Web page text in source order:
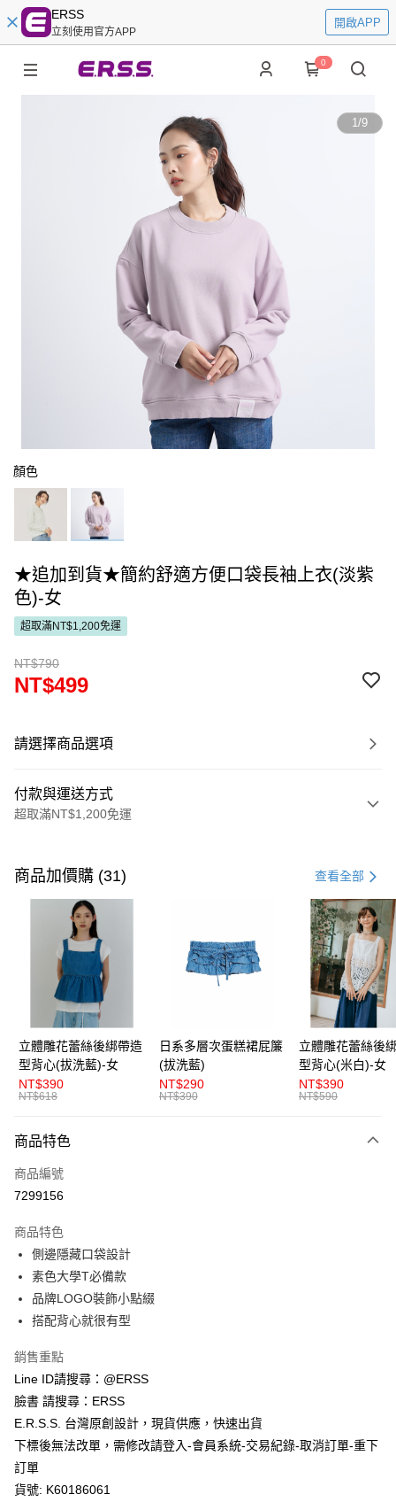
ERSS
立刻使用官方APP
開啟APP
0
1/9
顏色
★追加到貨★簡約舒適方便口袋長袖上衣(淡紫
色)-女
超取滿NT$1,200免運
NT$790
NT$499
請選擇商品選項
付款與運送方式
超取滿NT$1,200免運
信用卡一次付款
超商取貨付款
LINE Pay
Apple Pay
街口支付
悠遊付
AFTEE先享後付
相關說明
便利好安心！
２．便利：只要手機號碼，簡訊認證，即可結帳。
３．安心：先確認商品／服務後，再付款。
【「AFTEE先享後付」結帳流程】
１．於結帳方式選擇「AFTEE先享後付」後，將跳轉至「AFTEE先享後付」
結帳頁面，進行簡訊認證並確認金額後，即可完成結帳。
２．訂單成立數日內，您將收到繳費通知簡訊。
ATM／網路銀行／等多元方式進行付款，方視為交易完成。
※ 請注意：結帳手續完成當下不需立刻繳費，但若您需要取消訂單，請聯絡
後付繳納相關費用。
※ 交易是否成功請以「AFTEE先享後付 」之結帳頁面顯示為準，若有關於
是否繳費成功／繳費後需取消欲退款等相關疑問，請聯繫「AFTEE先享後付
客戶支援中心」https://netprotections.freshdesk.com/support/home
【注意事項】
１．透過由恩沛科技股份有限公司提供之「AFTEE先享後付」服務完成之交
易，需依本服務之必要範圍內提供個人資料，並將交易相關給付款項請求債
２．關於個人資料處理事宜，請瀏覽以下網址：
運送方式
全家取貨付款
付款後全家取貨
每筆NT$80，滿NT$1,200(含以上)免運費
付款後萊爾富取貨
7-11取貨付款
每筆NT$80，滿NT$1,200(含以上)免運費
付款後7-11取貨
商品加價購 (31) 查看全部
立體雕花蕾絲後綁帶造
型背心(拔洗藍)-女
NT$390
NT$618
日系多層次蛋糕裙屁簾
(拔洗藍)
NT$290
NT$390
立體雕花蕾絲後
型背心(米白)-女
NT$390
NT$590
商品特色
商品編號
7299156
商品特色
側邊隱藏口袋設計
素色大學T必備款
品牌LOGO裝飾小點綴
搭配背心就很有型
銷售重點
Line ID請搜尋：@ERSS
臉書 請搜尋：ERSS
E.R.S.S. 台灣原創設計，現貨供應，快速出貨
下標後無法改單，需修改請登入-會員系統-交易紀錄-取消訂單-重下
訂單
貨號: K60186061